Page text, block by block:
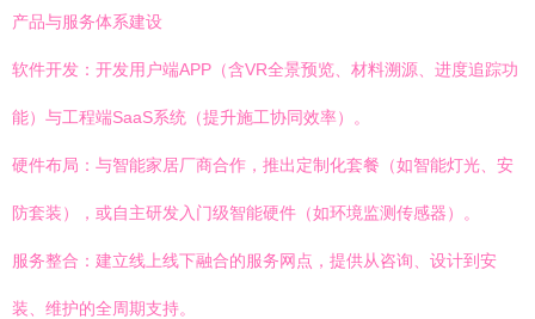
产品与服务体系建设
软件开发：开发用户端APP（含VR全景预览、材料溯源、进度追踪功
能）与工程端SaaS系统（提升施工协同效率）。
硬件布局：与智能家居厂商合作，推出定制化套餐（如智能灯光、安
防套装），或自主研发入门级智能硬件（如环境监测传感器）。
服务整合：建立线上线下融合的服务网点，提供从咨询、设计到安
装、维护的全周期支持。